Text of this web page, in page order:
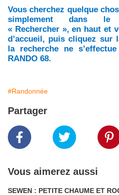
Vous cherchez quelque
simplement dans le
« Rechercher », en haut et
d’accueil, puis cliquez sur
la recherche ne
RANDO 68.
#Randonnée
Partager
Vous aimerez aussi
SEWEN : PETITE CHAUME ET